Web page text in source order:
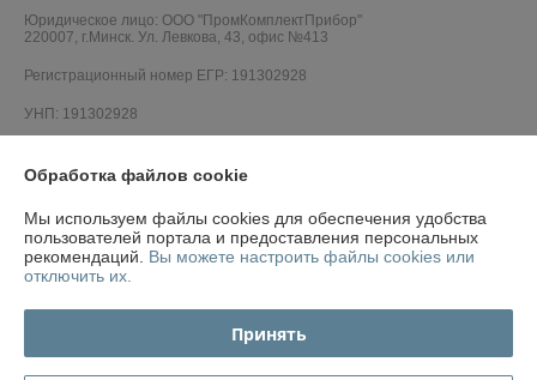
Юридическое лицо: ООО "ПромКомплектПрибор"
220007, г.Минск. Ул. Левкова, 43, офис №413
Регистрационный номер ЕГР: 191302928
УНП: 191302928
Ссылка на свидетельство/лицензию
Ссылка на свидетельство/лицензию
Ссылка на свидетельство/лицензию
Ссылка на свидетельство/лицензию
Обработка файлов cookie
Мы используем файлы cookies для обеспечения удобства
пользователей портала и предоставления персональных
рекомендаций. Вы можете настроить файлы cookies или
отключить их.
Принять